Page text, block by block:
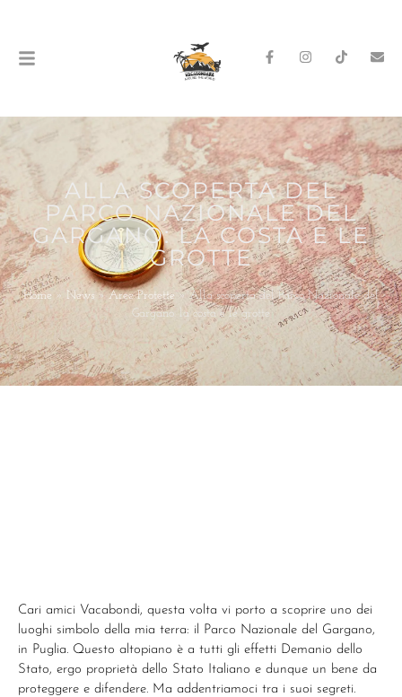
ALLA SCOPERTA DEL
PARCO NAZIONALE DEL
GARGANO: LA COSTA E LE
GROTTE
Home » News » Aree Protette » Alla scoperta del Parco Nazionale del
Gargano: la costa e le grotte
Cari amici Vacabondi, questa volta vi porto a scoprire uno dei
luoghi simbolo della mia terra: il Parco Nazionale del Gargano,
in Puglia. Questo altopiano è a tutti gli effetti Demanio dello
Stato, ergo proprietà dello Stato Italiano e dunque un bene da
proteggere e difendere. Ma addentriamoci tra i suoi segreti.